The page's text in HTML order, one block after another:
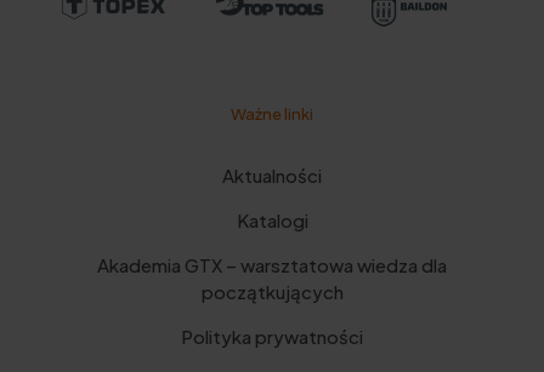
Ważne linki
Aktualności
Katalogi
Akademia GTX – warsztatowa wiedza dla
początkujących
Polityka prywatności